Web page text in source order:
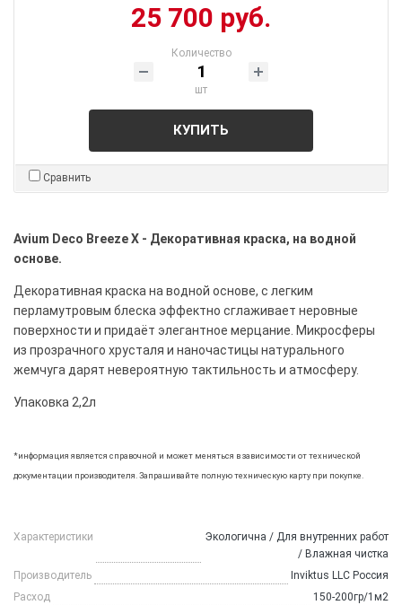
25 700 руб.
Количество
шт
КУПИТЬ
Сравнить
Avium Deco Breeze X - Декоративная краска, на водной
основе.
Декоративная краска на водной основе, с легким
перламутровым блеска эффектно сглаживает неровные
поверхности и придаёт элегантное мерцание. Микросферы
из прозрачного хрусталя и наночастицы натурального
жемчуга дарят невероятную тактильность и атмосферу.
Упаковка 2,2л
*информация является справочной и может меняться в зависимости от технической
документации производителя. Запрашивайте полную техническую карту при покупке.
Характеристики
Экологична / Для внутренних работ
/ Влажная чистка
Производитель
Inviktus LLC Россия
Расход
150-200гр/1м2